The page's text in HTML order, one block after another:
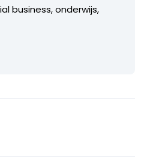
business, onderwijs,